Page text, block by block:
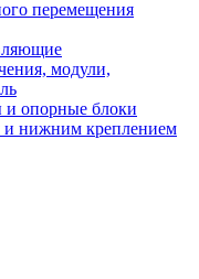
перемещения
модули,
опорные блоки
нижним креплением